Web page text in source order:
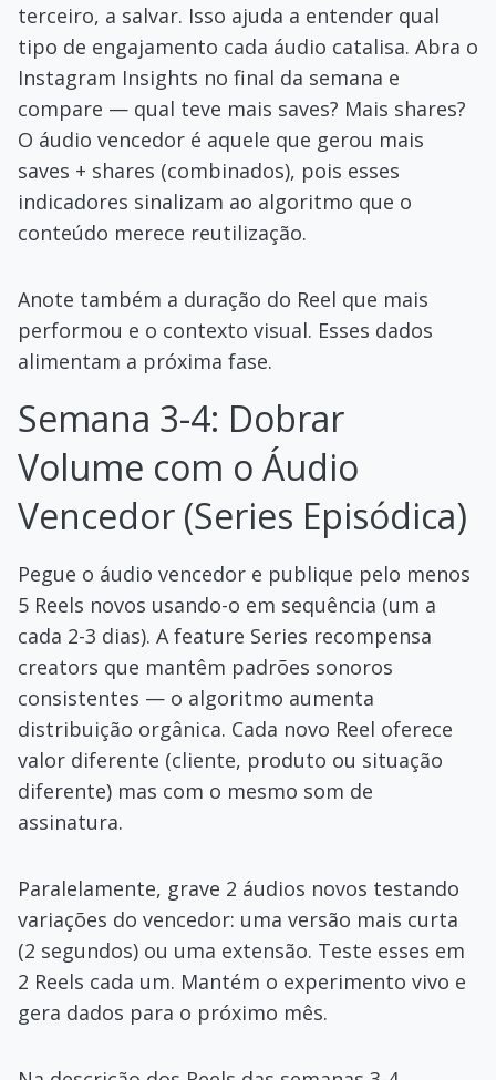
terceiro, a salvar. Isso ajuda a entender qual
tipo de engajamento cada áudio catalisa. Abra o
Instagram Insights no final da semana e
compare — qual teve mais saves? Mais shares?
O áudio vencedor é aquele que gerou mais
saves + shares (combinados), pois esses
indicadores sinalizam ao algoritmo que o
conteúdo merece reutilização.
Anote também a duração do Reel que mais
performou e o contexto visual. Esses dados
alimentam a próxima fase.
Semana 3-4: Dobrar
Volume com o Áudio
Vencedor (Series Episódica)
Pegue o áudio vencedor e publique pelo menos
5 Reels novos usando-o em sequência (um a
cada 2-3 dias). A feature Series recompensa
creators que mantêm padrões sonoros
consistentes — o algoritmo aumenta
distribuição orgânica. Cada novo Reel oferece
valor diferente (cliente, produto ou situação
diferente) mas com o mesmo som de
assinatura.
Paralelamente, grave 2 áudios novos testando
variações do vencedor: uma versão mais curta
(2 segundos) ou uma extensão. Teste esses em
2 Reels cada um. Mantém o experimento vivo e
gera dados para o próximo mês.